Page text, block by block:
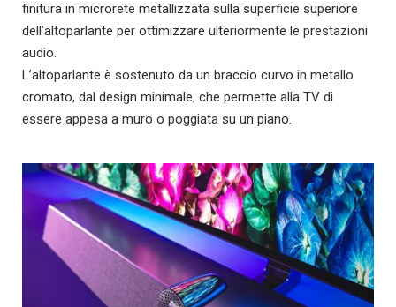
finitura in microrete metallizzata sulla superficie superiore
dell’altoparlante per ottimizzare ulteriormente le prestazioni
audio.
L’altoparlante è sostenuto da un braccio curvo in metallo
cromato, dal design minimale, che permette alla TV di
essere appesa a muro o poggiata su un piano.